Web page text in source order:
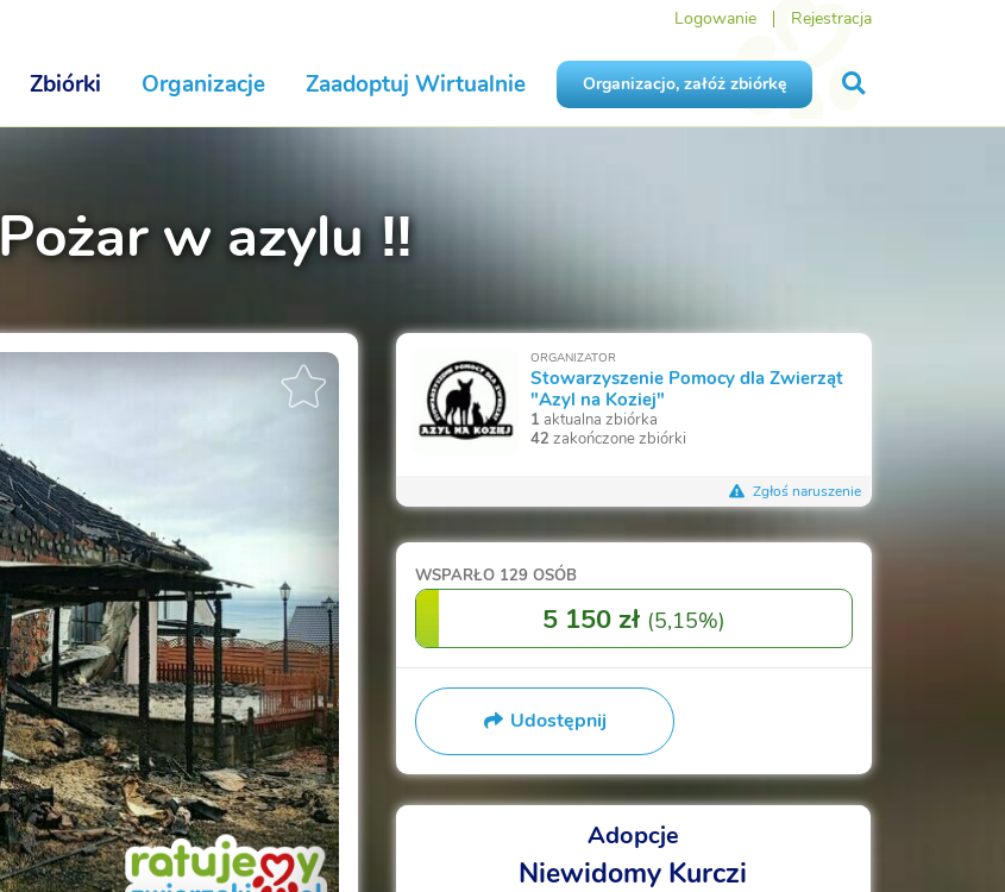
Logowanie Rejestracja
Zbiórki Organizacje Zaadoptuj Wirtualnie Organizacjo, załóż zbiórkę
Pożar w azylu ‼️
ORGANIZATOR
Stowarzyszenie Pomocy dla Zwierząt
"Azyl na Koziej"
1aktualna zbiórka
42 zakończone zbiórki
Zgłoś naruszenie
WSPARŁO 129 OSÓB
5 150 zł (5,15%)
Udostępnij
Adopcje
Niewidomy Kurczi